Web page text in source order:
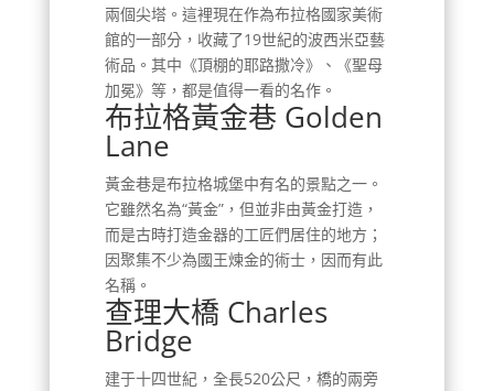
兩個尖塔。這裡現在作為布拉格國家美術
館的一部分，收藏了19世紀的波西米亞藝
術品。其中《頂棚的耶路撒冷》、《聖母
加冕》等，都是值得一看的名作。
布拉格黃金巷 Golden
Lane
黃金巷是布拉格城堡中有名的景點之一。
它雖然名為“黃金”，但並非由黃金打造，
而是古時打造金器的工匠們居住的地方；
因聚集不少為國王煉金的術士，因而有此
名稱。
查理大橋 Charles
Bridge
建于十四世紀，全長520公尺，橋的兩旁